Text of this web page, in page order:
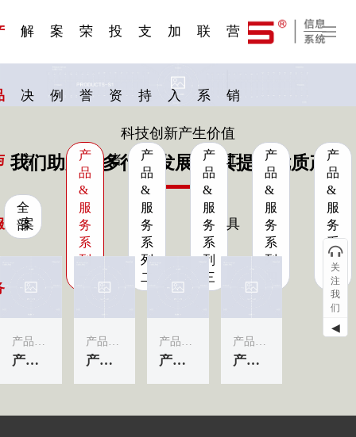
解
决
方
案
案
例
荣
誉
投
资
者
支
持
加
入
联
系
营
销
工
具
科技创新产生价值
我们助力更多行业发展·为其提供优质产品
全
部
产
品
&
服
务
系
列
产
品
&
服
务
系
列
二
产
品
&
服
务
系
列
三
产
品
&
服
务
系
列
产
品
&
服
务
系
列
五
产品&服务系列一 | 第04条 产品&服务系列一 | 第03条 产品&服务系列一 | 第02条 产品&服务系列一 | 第01条
关
注
我
们
◀